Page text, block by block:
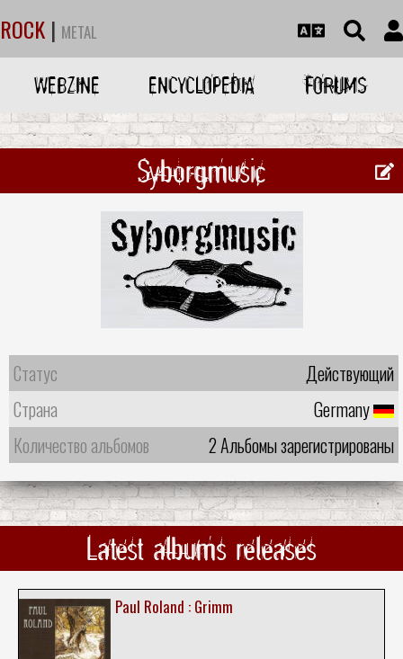
ROCK | METAL
WEBZINE ENCYCLOPEDIA FORUMS
Syborgmusic
Статус
Действующий
Страна
Germany
Количество альбомов
2 Альбомы зарегистрированы
Latest albums releases
Paul Roland : Grimm